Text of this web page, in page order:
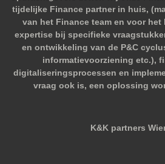
tijdelijke Finance partner in huis,
van het Finance team en voor het
expertise bij specifieke
en ontwikkeling van de P&C
informatievoorziening etc.),
digitaliseringsprocessen en
vraag ook is, een oplossing
K&K partners